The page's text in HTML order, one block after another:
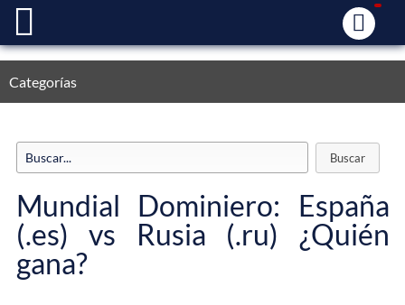
Categorías
Mundial Dominiero: España
(.es) vs Rusia (.ru) ¿Quién
gana?